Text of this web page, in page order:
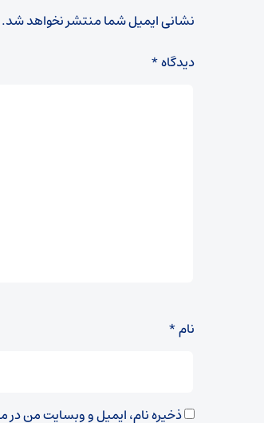
نشانی ایمیل شما منتشر نخواهد شد.
دیدگاه*
نام*
ذخیره نام، ایمیل و وبسایت من در